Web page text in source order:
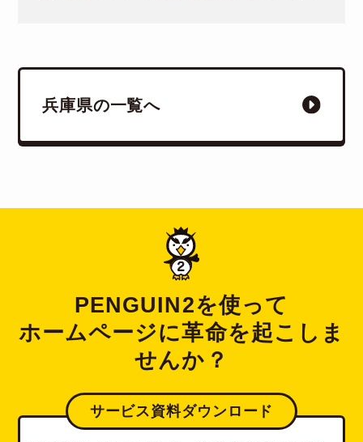
兵庫県の一覧へ
PENGUIN2を使って
ホームページに革命を起こしま
せんか？
サービス資料ダウンロード